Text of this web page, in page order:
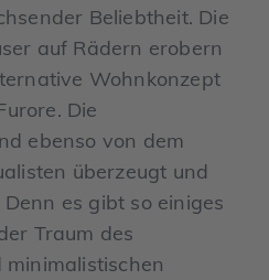
Beliebtheit. Die
auf Rädern erobern
Wohnkonzept
Die
ebenso von dem
überzeugt und
es gibt so einiges
Traum des